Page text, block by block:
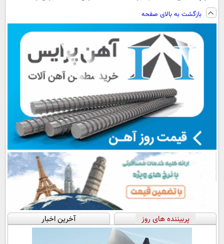
ویزیت
رایگان+پرداخت
اقساطی😍
پرداخت اقساطی
💳 📍 تهران
پرداخت قسطی
بازگشت به بالای صفحه
پربیننده های روز آخرین اخبار